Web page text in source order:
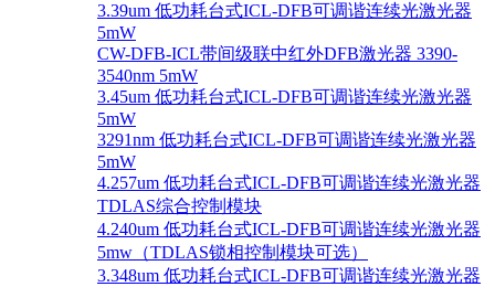
3.39um 低功耗台式ICL-DFB可调谐连续光激光器
5mW
CW-DFB-ICL带间级联中红外DFB激光器 3390-
3540nm 5mW
3.45um 低功耗台式ICL-DFB可调谐连续光激光器
5mW
3291nm 低功耗台式ICL-DFB可调谐连续光激光器
5mW
4.257um 低功耗台式ICL-DFB可调谐连续光激光器
TDLAS综合控制模块
4.240um 低功耗台式ICL-DFB可调谐连续光激光器
5mw（TDLAS锁相控制模块可选）
3.348um 低功耗台式ICL-DFB可调谐连续光激光器